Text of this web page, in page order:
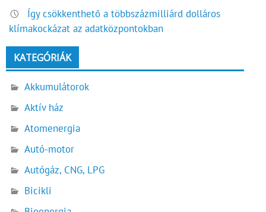
Így csökkenthető a többszázmilliárd dolláros
klímakockázat az adatközpontokban
KATEGÓRIÁK
Akkumulátorok
Aktív ház
Atomenergia
Autó-motor
Autógáz, CNG, LPG
Bicikli